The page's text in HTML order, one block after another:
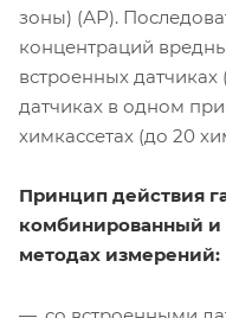
зоны) (АР).
концентраций
встроенных
датчиках в одном
химкассетах (до 20
Принцип действия
комбинированный
методах измерений: